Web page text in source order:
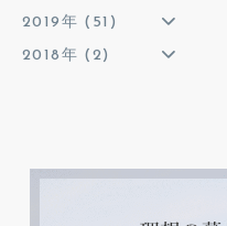
2019年 (51)
2018年 (2)